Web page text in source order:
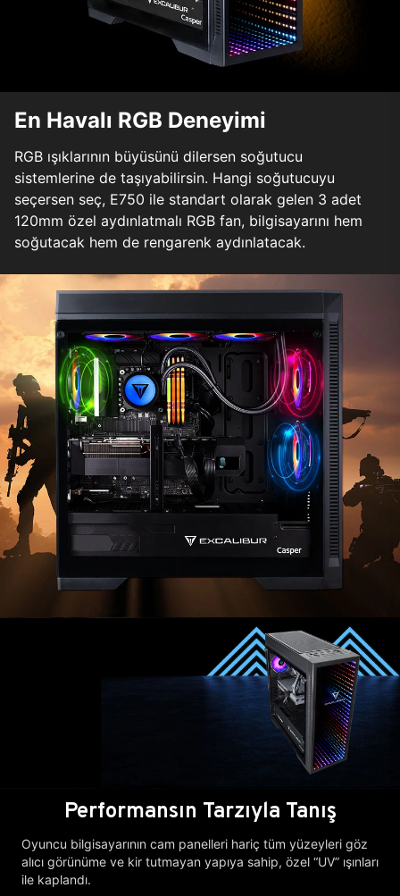
En Havalı RGB Deneyimi
RGB ışıklarının büyüsünü dilersen soğutucu
sistemlerine de taşıyabilirsin. Hangi soğutucuyu
seçersen seç, E750 ile standart olarak gelen 3 adet
120mm özel aydınlatmalı RGB fan, bilgisayarını hem
soğutacak hem de rengarenk aydınlatacak.
Performansın Tarzıyla Tanış
Oyuncu bilgisayarının cam panelleri hariç tüm yüzeyleri göz
alıcı görünüme ve kir tutmayan yapıya sahip, özel “UV” ışınları
ile kaplandı.